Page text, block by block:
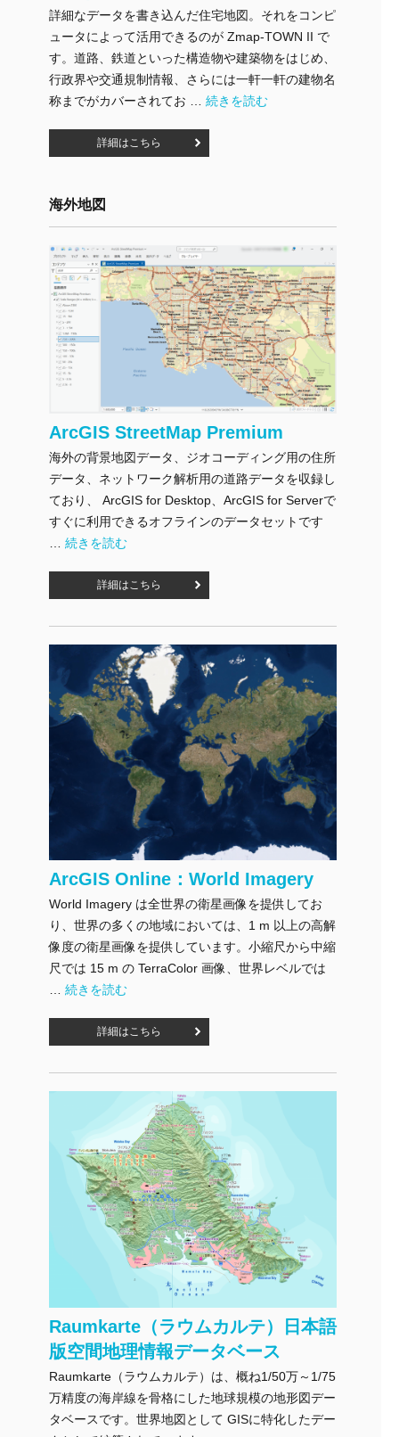
詳細なデータを書き込んだ住宅地図。それをコンピ
ュータによって活用できるのが Zmap-TOWN II で
す。道路、鉄道といった構造物や建築物をはじめ、
行政界や交通規制情報、さらには一軒一軒の建物名
称までがカバーされてお … "Zmap-TOWN II" の
続きを読む
詳細はこちら
海外地図
ArcGIS StreetMap Premium
海外の背景地図データ、ジオコーディング用の住所
データ、ネットワーク解析用の道路データを収録し
ており、 ArcGIS for Desktop、ArcGIS for Serverで
すぐに利用できるオフラインのデータセットです
… "ArcGIS StreetMap Premium" の
続きを読む
詳細はこちら
ArcGIS Online：World Imagery
World Imagery は全世界の衛星画像を提供してお
り、世界の多くの地域においては、1 m 以上の高解
像度の衛星画像を提供しています。小縮尺から中縮
尺では 15 m の TerraColor 画像、世界レベルでは
… "ArcGIS Online：World Imagery" の
続きを読む
詳細はこちら
Raumkarte（ラウムカルテ）日本語
版空間地理情報データベース
Raumkarte（ラウムカルテ）は、概ね1/50万～1/75
万精度の海岸線を骨格にした地球規模の地形図デー
タベースです。世界地図として GISに特化したデー